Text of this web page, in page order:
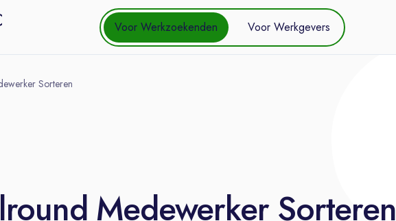
Voor Werkzoekenden Voor Werkgevers
Sorteren
Medewerker Sorteren